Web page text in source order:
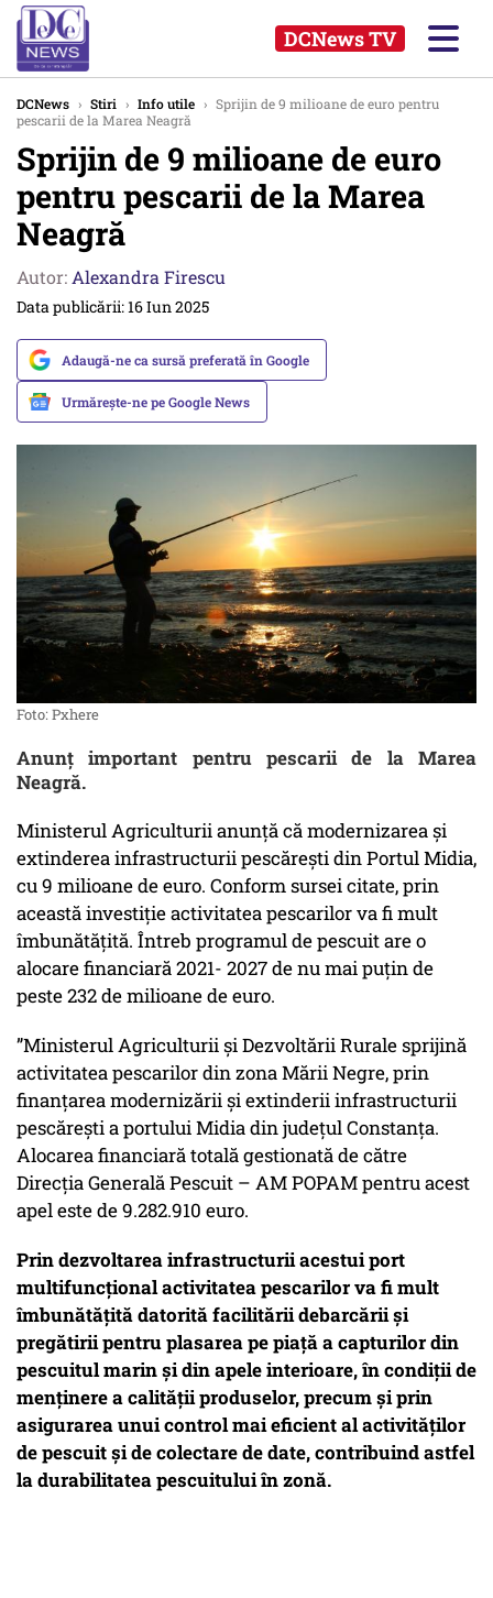
DCNews TV
DCNews › Stiri › Info utile › Sprijin de 9 milioane de euro pentru
pescarii de la Marea Neagră
Sprijin de 9 milioane de euro
pentru pescarii de la Marea
Neagră
Autor: Alexandra Firescu
Data publicării: 16 Iun 2025
Adaugă-ne ca sursă preferată în Google
Urmărește-ne pe Google News
Foto: Pxhere
Anunț important pentru pescarii de la Marea
Neagră.
Ministerul Agriculturii anunță că modernizarea și
extinderea infrastructurii pescărești din Portul Midia,
cu 9 milioane de euro. Conform sursei citate, prin
această investiție activitatea pescarilor va fi mult
îmbunătățită. Întreb programul de pescuit are o
alocare financiară 2021- 2027 de nu mai puțin de
peste 232 de milioane de euro.
”Ministerul Agriculturii și Dezvoltării Rurale sprijină
activitatea pescarilor din zona Mării Negre, prin
finanțarea modernizării și extinderii infrastructurii
pescărești a portului Midia din județul Constanța.
Alocarea financiară totală gestionată de către
Direcția Generală Pescuit – AM POPAM pentru acest
apel este de 9.282.910 euro.
Prin dezvoltarea infrastructurii acestui port
multifuncțional activitatea pescarilor va fi mult
îmbunătățită datorită facilitării debarcării și
pregătirii pentru plasarea pe piață a capturilor din
pescuitul marin și din apele interioare, în condiții de
menținere a calității produselor, precum și prin
asigurarea unui control mai eficient al activităților
de pescuit și de colectare de date, contribuind astfel
la durabilitatea pescuitului în zonă.